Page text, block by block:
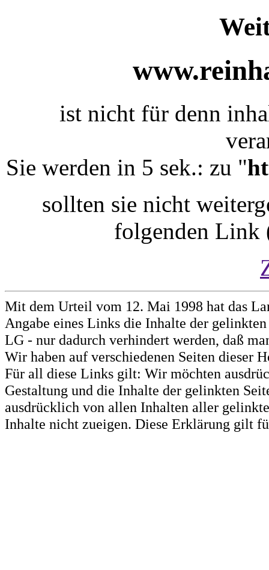
ist nicht für denn
Sie werden in 5 sek.: zu "
sollten sie nicht
folgenden
Mit dem Urteil vom 12. Mai 1998 hat das
Angabe eines Links die Inhalte der
LG - nur dadurch verhindert werden, daß
Wir haben auf verschiedenen Seiten dieser
Für all diese Links gilt: Wir möchten
Gestaltung und die Inhalte der gelinkten
ausdrücklich von allen Inhalten aller
Inhalte nicht zueigen. Diese Erklärung gilt